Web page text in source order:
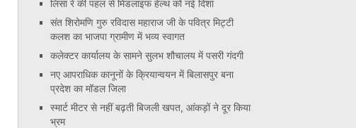
लिसा रे की पहल से मिडलाइफ हेल्थ को नई दिशा
संत शिरोमणि गुरु रविदास महाराज जी के पवित्र मिट्टी
कलश का भाजपा ग्रामीण में भव्य स्वागत
कलेक्टर कार्यालय के सामने सुलभ शौचालय में पसरी गंदगी
नए आपराधिक कानूनों के क्रियान्वयन में बिलासपुर बना
प्रदेश का मॉडल जिला
स्मार्ट मीटर से नहीं बढ़ती बिजली खपत, आंकड़ों ने दूर किया
भ्रम